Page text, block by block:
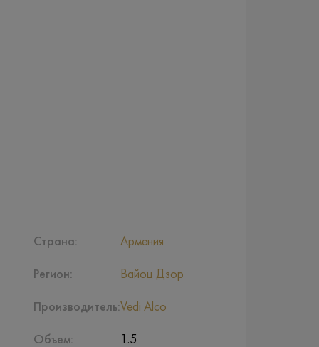
Страна:
Регион:
Производитель:
Объем:
Армения
Вайоц Дзор
Vedi Alco
1.5